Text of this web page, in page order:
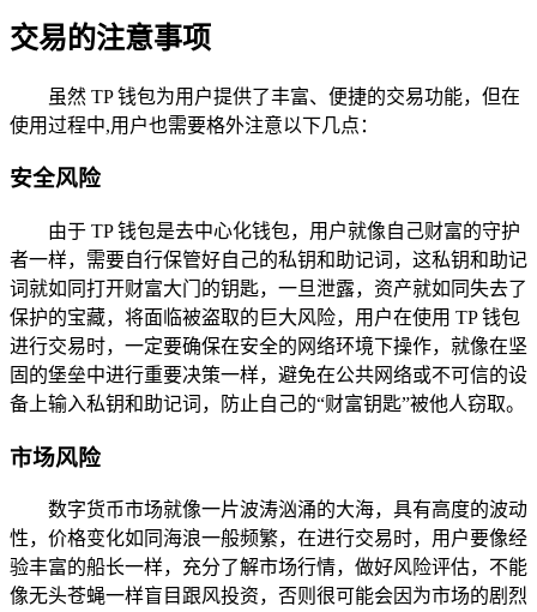
交易的注意事项
虽然 TP 钱包为用户提供了丰富、便捷的交易功能，但在
使用过程中,用户也需要格外注意以下几点：
安全风险
由于 TP 钱包是去中心化钱包，用户就像自己财富的守护
者一样，需要自行保管好自己的私钥和助记词，这私钥和助记
词就如同打开财富大门的钥匙，一旦泄露，资产就如同失去了
保护的宝藏，将面临被盗取的巨大风险，用户在使用 TP 钱包
进行交易时，一定要确保在安全的网络环境下操作，就像在坚
固的堡垒中进行重要决策一样，避免在公共网络或不可信的设
备上输入私钥和助记词，防止自己的“财富钥匙”被他人窃取。
市场风险
数字货币市场就像一片波涛汹涌的大海，具有高度的波动
性，价格变化如同海浪一般频繁，在进行交易时，用户要像经
验丰富的船长一样，充分了解市场行情，做好风险评估，不能
像无头苍蝇一样盲目跟风投资，否则很可能会因为市场的剧烈